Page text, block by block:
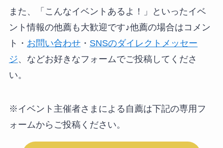
また、「こんなイベントあるよ！」といったイベ
ント情報の他薦も大歓迎です♪他薦の場合はコメン
ト・ お問い合わせ・ SNSのダイレクトメッセー
ジ、などお好きなフォームでご投稿してくださ
い。
※イベント主催者さまによる自薦は下記の専用フ
ォームからご投稿ください。